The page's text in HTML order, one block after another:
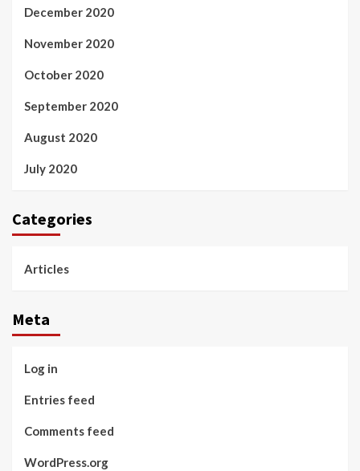
December 2020
November 2020
October 2020
September 2020
August 2020
July 2020
Categories
Articles
Meta
Log in
Entries feed
Comments feed
WordPress.org